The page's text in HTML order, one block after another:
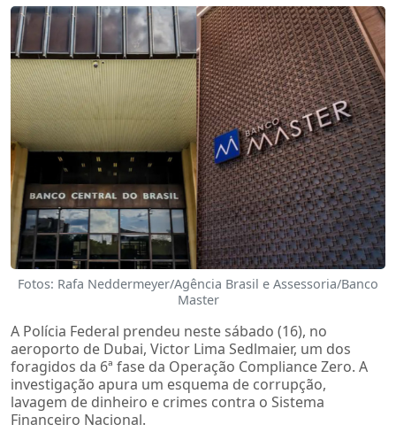
Fotos: Rafa Neddermeyer/Agência Brasil e Assessoria/Banco
Master
A Polícia Federal prendeu neste sábado (16), no
aeroporto de Dubai, Victor Lima Sedlmaier, um dos
foragidos da 6ª fase da Operação Compliance Zero. A
investigação apura um esquema de corrupção,
lavagem de dinheiro e crimes contra o Sistema
Financeiro Nacional.